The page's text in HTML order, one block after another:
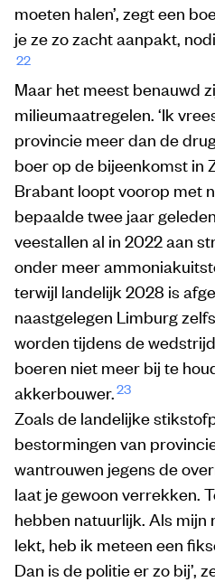
moeten halen’, zegt een
je ze zo zacht aanpakt,
22
Maar het meest benauwd
milieumaatregelen. ‘Ik
provincie meer dan de
boer op de bijeenkomst in
Brabant loopt voorop met
bepaalde twee jaar
veestallen al in 2022 aan
onder meer
terwijl landelijk 2028 is
naastgelegen Limburg
worden tijdens de
boeren niet meer bij te
akkerbouwer.23
Zoals de landelijke
bestormingen van
wantrouwen jegens de
laat je gewoon verrekken.
hebben natuurlijk. Als
lekt, heb ik meteen een
Dan is de politie er zo bij’,